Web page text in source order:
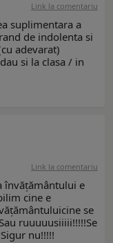
Link la comentariu
suplimentara a
de indolenta si
adevarat)
si la clasa / in
Link la comentariu
învățământului e
cine e
se
ruuuuusiiiii!!!!!Se
nu!!!!!